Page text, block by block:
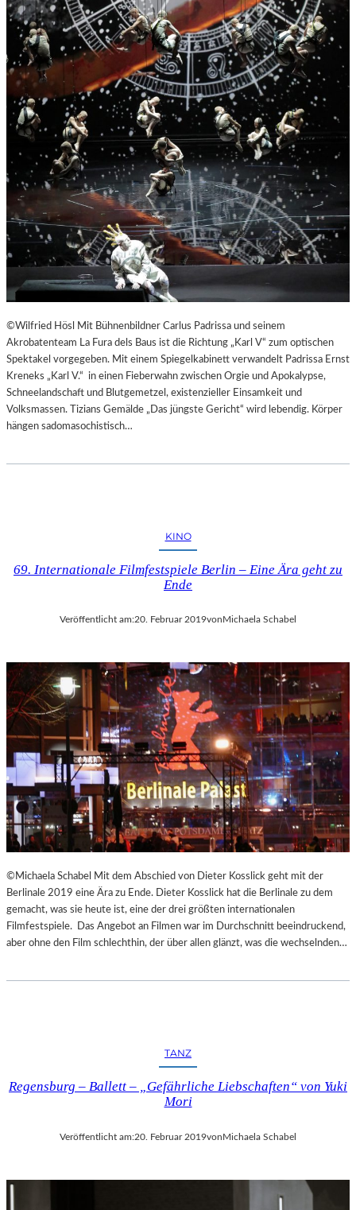
©Wilfried Hösl Mit Bühnenbildner Carlus Padrissa und seinem
Akrobatenteam La Fura dels Baus ist die Richtung „Karl V“ zum optischen
Spektakel vorgegeben. Mit einem Spiegelkabinett verwandelt Padrissa Ernst
Kreneks „Karl V.“ in einen Fieberwahn zwischen Orgie und Apokalypse,
Schneelandschaft und Blutgemetzel, existenzieller Einsamkeit und
Volksmassen. Tizians Gemälde „Das jüngste Gericht“ wird lebendig. Körper
hängen sadomasochistisch…
KINO
69. Internationale Filmfestspiele Berlin – Eine Ära geht zu
Ende
Veröffentlicht am:20. Februar 2019vonMichaela Schabel
©Michaela Schabel Mit dem Abschied von Dieter Kosslick geht mit der
Berlinale 2019 eine Ära zu Ende. Dieter Kosslick hat die Berlinale zu dem
gemacht, was sie heute ist, eine der drei größten internationalen
Filmfestspiele. Das Angebot an Filmen war im Durchschnitt beeindruckend,
aber ohne den Film schlechthin, der über allen glänzt, was die wechselnden…
TANZ
Regensburg – Ballett – „Gefährliche Liebschaften“ von Yuki
Mori
Veröffentlicht am:20. Februar 2019vonMichaela Schabel